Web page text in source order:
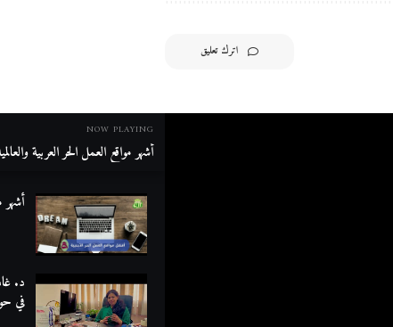
اترك تعليق
NOW PLAYING
أشهر مواقع العمل الحر العربية
أشهر
في